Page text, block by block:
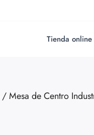
Tienda online
/ Mesa de Centro